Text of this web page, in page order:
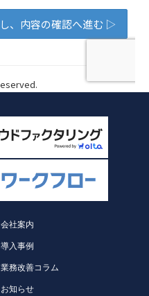
会社案内
導入事例
業務改善コラム
お知らせ